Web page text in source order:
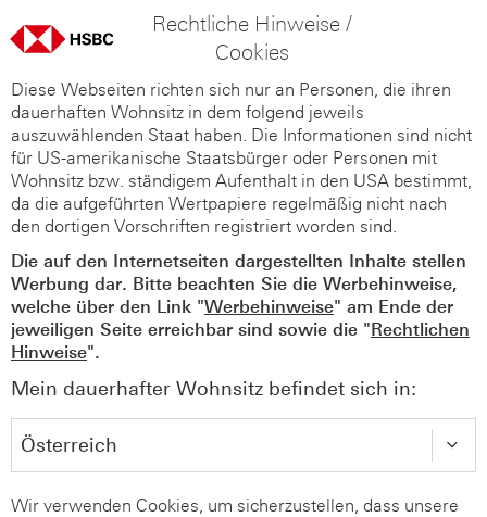
Rechtliche Hinweise /
Cookies
Diese Webseiten richten sich nur an Personen, die ihren
dauerhaften Wohnsitz in dem folgend jeweils
auszuwählenden Staat haben. Die Informationen sind nicht
für US-amerikanische Staatsbürger oder Personen mit
Wohnsitz bzw. ständigem Aufenthalt in den USA bestimmt,
da die aufgeführten Wertpapiere regelmäßig nicht nach
den dortigen Vorschriften registriert worden sind.
Die auf den Internetseiten dargestellten Inhalte stellen
Werbung dar. Bitte beachten Sie die Werbehinweise,
welche über den Link "Werbehinweise" am Ende der
jeweiligen Seite erreichbar sind sowie die "Rechtlichen
Hinweise".
Mein dauerhafter Wohnsitz befindet sich in:
Wir verwenden Cookies, um sicherzustellen, dass unsere